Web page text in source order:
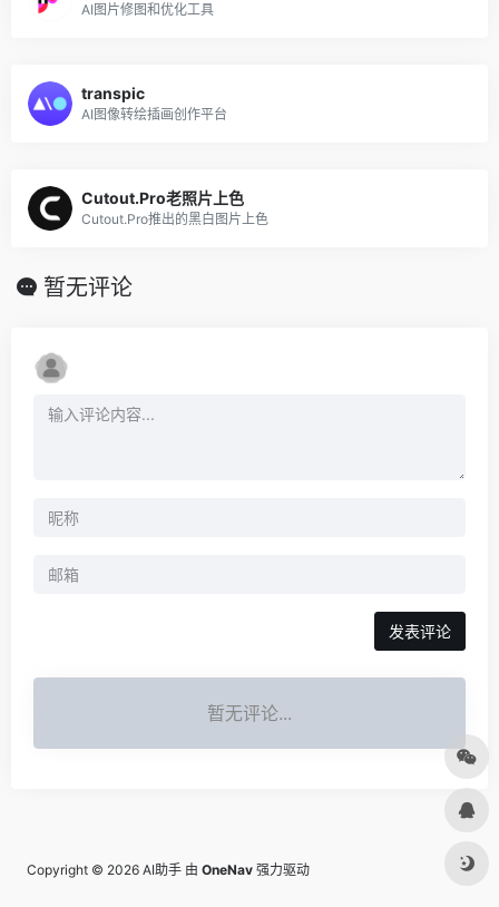
AI图片修图和优化工具
transpic
AI图像转绘插画创作平台
Cutout.Pro老照片上色
Cutout.Pro推出的黑白图片上色
暂无评论
发表评论
暂无评论...
Copyright © 2026 AI助手 由 OneNav 强力驱动